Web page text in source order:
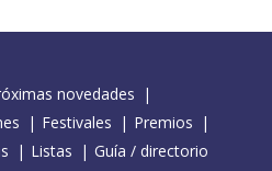
novedades
Festivales
Premios
Listas Guía / directorio